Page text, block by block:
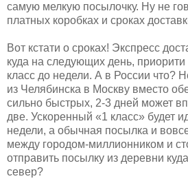
самую мелкую посылочку. Ну не
платных коробках и сроках
Вот кстати о сроках! Экспресс
куда на следующих день, приорити
класс до недели. А в России что?
из Челябинска в Москву вместо
сильно быстрых, 2-3 дней может
две. Ускоренный «1 класс» будет
недели, а обычная посылка и
между городом-миллионником и
отправить посылку из деревни
север?